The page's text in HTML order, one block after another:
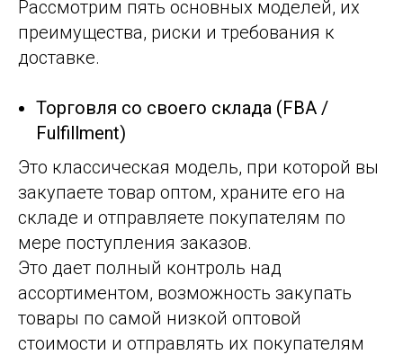
Рассмотрим пять основных моделей, их
преимущества, риски и требования к
доставке.
Торговля со своего склада (FBA /
Fulfillment)
Это классическая модель, при которой вы
закупаете товар оптом, храните его на
складе и отправляете покупателям по
мере поступления заказов.
Это дает полный контроль над
ассортиментом, возможность закупать
товары по самой низкой оптовой
стоимости и отправлять их покупателям